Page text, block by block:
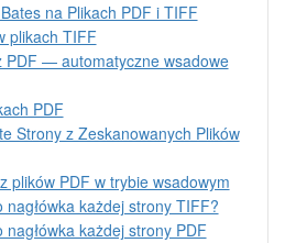
na Plikach PDF i TIFF
plikach TIFF
PDF — automatyczne wsadowe
PDF
Strony z Zeskanowanych Plików
plików PDF w trybie wsadowym
każdej strony TIFF?
każdej strony PDF